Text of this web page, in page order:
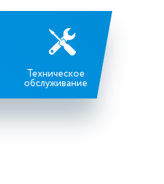
Техническое
обслуживание